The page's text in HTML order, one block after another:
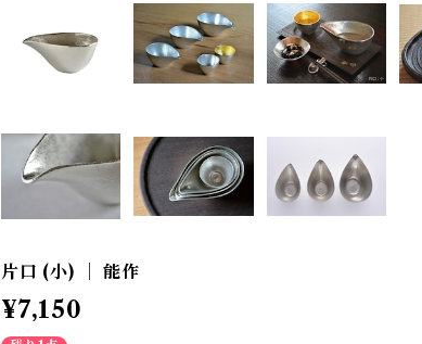
片口 (小) ｜ 能作
¥7,150